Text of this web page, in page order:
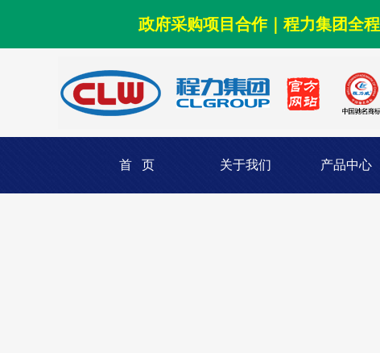
政府采购项目合作｜程力集团全
首 页 关于我们 产品中心